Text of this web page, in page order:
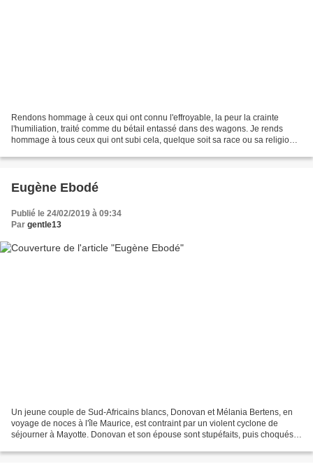
Rendons hommage à ceux qui ont connu l'effroyable, la peur la crainte
l'humiliation, traité comme du bétail entassé dans des wagons. Je rends
hommage à tous ceux qui ont subi cela, quelque soit sa race ou sa religion.
Eugène Ebodé
Publié le 24/02/2019 à 09:34
Par gentle13
Un jeune couple de Sud-Africains blancs, Donovan et Mélania Bertens, en
voyage de noces à l'île Maurice, est contraint par un violent cyclone de
séjourner à Mayotte. Donovan et son épouse sont stupéfaits, puis choqués